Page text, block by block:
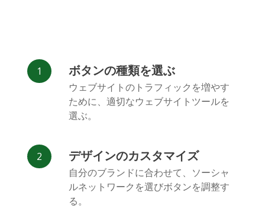
Facebook
Messenger
Odnoklassniki
Vk Blogger Snapchat
ボタンの種類を選ぶ
ウェブサイトのトラフィックを増やす
ために、適切なウェブサイトツールを
選ぶ。
デザインのカスタマイズ
自分のブランドに合わせて、ソーシャ
ルネットワークを選びボタンを調整す
る。